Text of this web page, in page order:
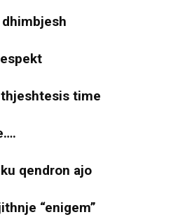
time
qendron ajo
“enigem”